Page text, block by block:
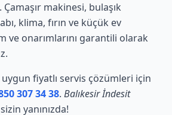
makinesi, bulaşık
klima, fırın ve küçük ev
ve onarımlarını garantili olarak
uygun fiyatlı servis çözümleri için
307 34 38. Balıkesir İndesit
yanınızda!